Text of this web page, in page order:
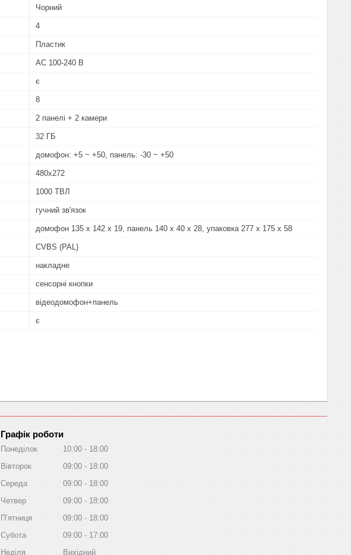
Чорний
4
Пластик
AC 100-240 В
є
8
2 панелі + 2 камери
32 ГБ
домофон: +5 ~ +50, панель: -30 ~ +50
480х272
1000 ТВЛ
гучний зв'язок
домофон 135 х 142 х 19, панель 140 х 40 х 28, упаковка 277 x 175 x 58
CVBS (PAL)
накладне
сенсорні кнопки
відеодомофон+панель
є
Графік роботи
Понеділок 10:00
18:00
Вівторок
09:00
18:00
Середа
09:00
18:00
Четвер
09:00
18:00
Пʼятниця
09:00
18:00
Субота
09:00
17:00
Неділя
Вихідний